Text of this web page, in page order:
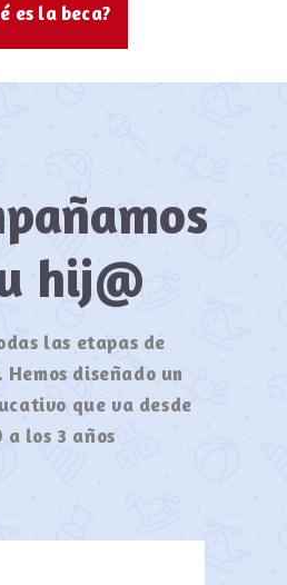
es la beca?
hij@
las etapas de
diseñado un
que va desde
a los 3 años